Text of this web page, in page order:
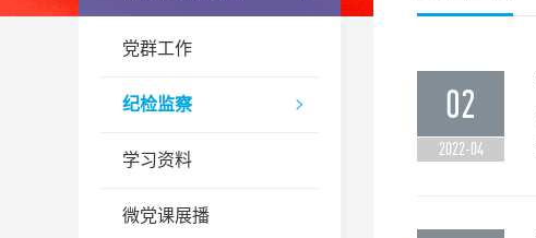
党群工作

纪检监察
学习资料
微党课展播
02
2022-04